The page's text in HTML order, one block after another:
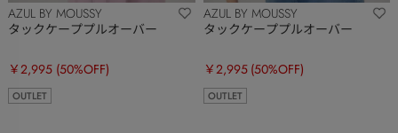
AZUL BY MOUSSY
タックケーププルオーバー
￥2,995 (50%OFF)
OUTLET
AZUL BY MOUSSY
タックケーププルオーバー
￥2,995 (50%OFF)
OUTLET